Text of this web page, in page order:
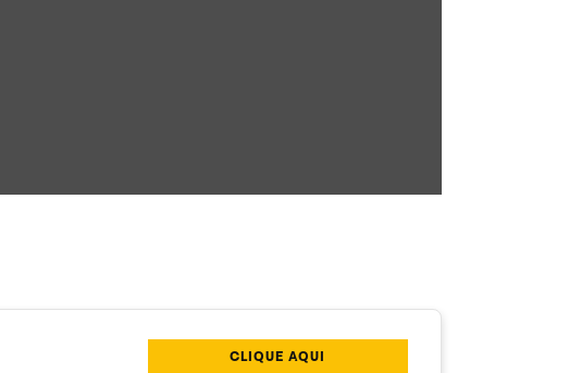
CLIQUE AQUI